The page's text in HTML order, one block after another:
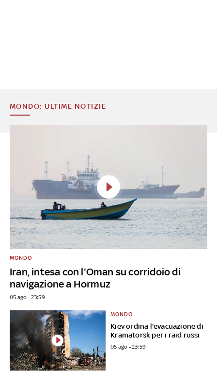
MONDO: ULTIME NOTIZIE
Iran, intesa con l'Oman su corridoio di
navigazione a Hormuz
MONDO
05 ago - 23:59
Kiev ordina l'evacuazione di
Kramatorsk per i raid russi
MONDO
05 ago - 23:59